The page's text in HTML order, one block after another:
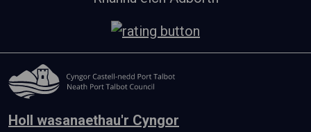
Holl wasanaethau'r Cyngor